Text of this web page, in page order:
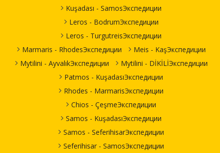
Kuşadası - SamosЭкспедиции
Leros - BodrumЭкспедиции
Leros - TurgutreisЭкспедиции
Marmaris - RhodesЭкспедиции
Meis - KaşЭкспедиции
Mytilini - AyvalıkЭкспедиции
Mytilini - DİKİLİЭкспедиции
Patmos - KuşadasıЭкспедиции
Rhodes - MarmarisЭкспедиции
Chios - ÇeşmeЭкспедиции
Samos - KuşadasıЭкспедиции
Samos - SeferihisarЭкспедиции
Seferihisar - SamosЭкспедиции